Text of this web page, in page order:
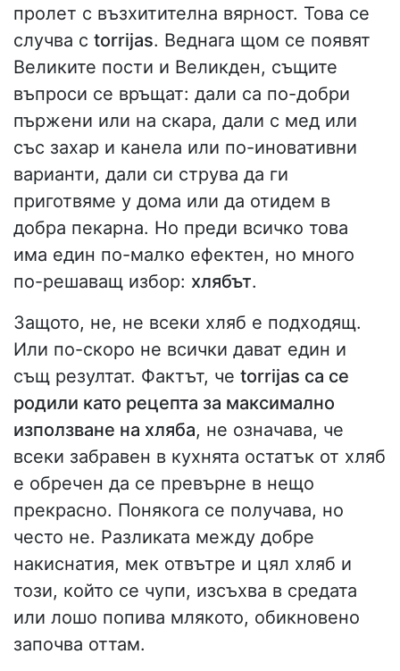
пролет с възхитителна вярност. Това се
случва с torrijas. Веднага щом се появят
Великите пости и Великден, същите
въпроси се връщат: дали са по-добри
пържени или на скара, дали с мед или
със захар и канела или по-иновативни
варианти, дали си струва да ги
приготвяме у дома или да отидем в
добра пекарна. Но преди всичко това
има един по-малко ефектен, но много
по-решаващ избор: хлябът.
Защото, не, не всеки хляб е подходящ.
Или по-скоро не всички дават един и
същ резултат. Фактът, че torrijas са се
родили като рецепта за максимално
използване на хляба, не означава, че
всеки забравен в кухнята остатък от хляб
е обречен да се превърне в нещо
прекрасно. Понякога се получава, но
често не. Разликата между добре
накиснатия, мек отвътре и цял хляб и
този, който се чупи, изсъхва в средата
или лошо попива млякото, обикновено
започва оттам.